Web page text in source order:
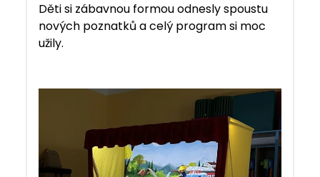
Děti si zábavnou formou odnesly spoustu
nových poznatků a celý program si moc
užily.